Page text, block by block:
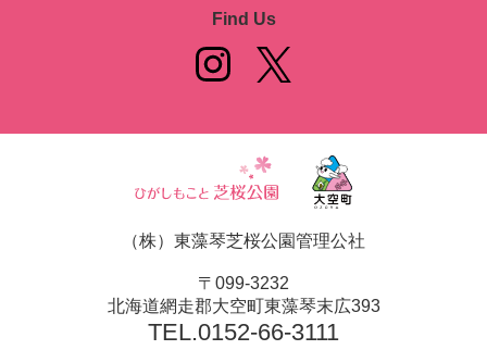
Find Us
（株）東藻琴芝桜公園管理公社
〒099-3232
北海道網走郡大空町東藻琴末広393
TEL.0152-66-3111